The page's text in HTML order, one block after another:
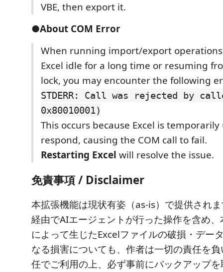
VBE, then export it.
●About COM Error
When running import/export
Excel idle for a long time or resuming
lock, you may encounter the following
STDERR: Call was rejected by
0x80010001)
This occurs because Excel is
respond, causing the COM call to fail.
Restarting Excel will resolve the issue.
免責事項 / Disclaimer
本拡張機能は現状有姿（as-is）で提供され
経由でAIエージェントが行った操作を含め
によって生じたExcelファイルの破損・デー
なる損害についても、作者は一切の責任を
任でご利用の上、必ず事前にバックアップ